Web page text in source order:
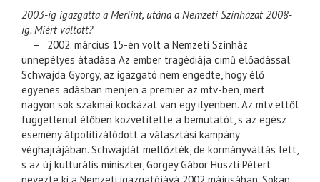
2003-ig igazgatta a Merlint, utána a Nemzeti Színházat 2008-
ig. Miért váltott?
– 2002. március 15-én volt a Nemzeti Színház
ünnepélyes átadása Az ember tragédiája című előadással.
Schwajda György, az igazgató nem engedte, hogy élő
egyenes adásban menjen a premier az mtv-ben, mert
nagyon sok szakmai kockázat van egy ilyenben. Az mtv ettől
függetlenül élőben közvetítette a bemutatót, s az egész
esemény átpolitizálódott a választási kampány
véghajrájában. Schwajdát mellőzték, de kormányváltás lett,
s az új kulturális miniszter, Görgey Gábor Huszti Pétert
nevezte ki a Nemzeti igazgatójává 2002 májusában. Sokan